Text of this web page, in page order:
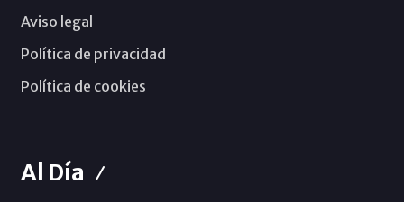
Aviso legal
Política de privacidad
Política de cookies
Al Día